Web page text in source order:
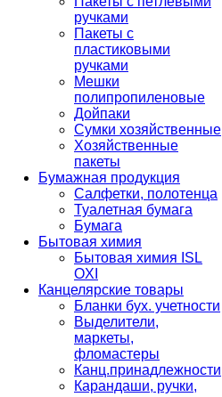
ручками
Пакеты с
пластиковыми
ручками
Мешки
полипропиленовые
Дойпаки
Сумки хозяйственные
Хозяйственные
пакеты
Бумажная продукция
Салфетки, полотенца
Туалетная бумага
Бумага
Бытовая химия
Бытовая химия ISL
OXI
Канцелярские товары
Бланки бух. учетности
Выделители,
маркеты,
фломастеры
Канц.принадлежности
Карандаши, ручки,